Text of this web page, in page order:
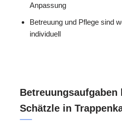
Anpassung
Betreuung und Pflege sind
individuell
Betreuungsaufgaben
Schätzle in